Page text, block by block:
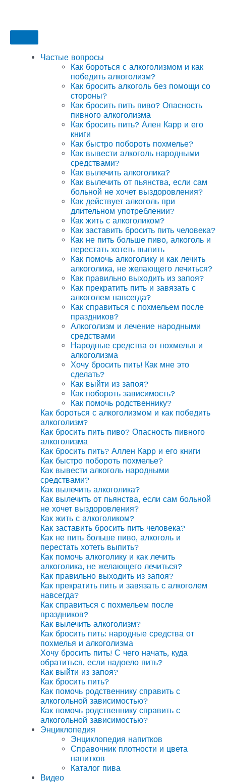
Частые вопросы
Как бороться с алкоголизмом и как
победить алкоголизм?
Как бросить алкоголь без помощи со
стороны?
Как бросить пить пиво? Опасность
пивного алкоголизма
Как бросить пить? Ален Карр и его
книги
Как быстро побороть похмелье?
Как вывести алкоголь народными
средствами?
Как вылечить алкоголика?
Как вылечить от пьянства, если сам
больной не хочет выздоровления?
Как действует алкоголь при
длительном употреблении?
Как жить с алкоголиком?
Как заставить бросить пить человека?
Как не пить больше пиво, алкоголь и
перестать хотеть выпить
Как помочь алкоголику и как лечить
алкоголика, не желающего лечиться?
Как правильно выходить из запоя?
Как прекратить пить и завязать с
алкоголем навсегда?
Как справиться с похмельем после
праздников?
Алкоголизм и лечение народными
средствами
Народные средства от похмелья и
алкоголизма
Хочу бросить пить! Как мне это
сделать?
Как выйти из запоя?
Как побороть зависимость?
Как помочь родственнику?
Как бороться с алкоголизмом и как победить
алкоголизм?
Как бросить пить пиво? Опасность пивного
алкоголизма
Как бросить пить? Аллен Карр и его книги
Как быстро побороть похмелье?
Как вывести алкоголь народными
средствами?
Как вылечить алкоголика?
Как вылечить от пьянства, если сам больной
не хочет выздоровления?
Как жить с алкоголиком?
Как заставить бросить пить человека?
Как не пить больше пиво, алкоголь и
перестать хотеть выпить?
Как помочь алкоголику и как лечить
алкоголика, не желающего лечиться?
Как правильно выходить из запоя?
Как прекратить пить и завязать с алкоголем
навсегда?
Как справиться с похмельем после
праздников?
Как вылечить алкоголизм?
Как бросить пить: народные средства от
похмелья и алкоголизма
Хочу бросить пить! С чего начать, куда
обратиться, если надоело пить?
Как выйти из запоя?
Как бросить пить?
Как помочь родственнику справить с
алкогольной зависимостью?
Как помочь родственнику справить с
алкогольной зависимостью?
Энциклопедия
Энциклопедия напитков
Справочник плотности и цвета
напитков
Каталог пива
Видео